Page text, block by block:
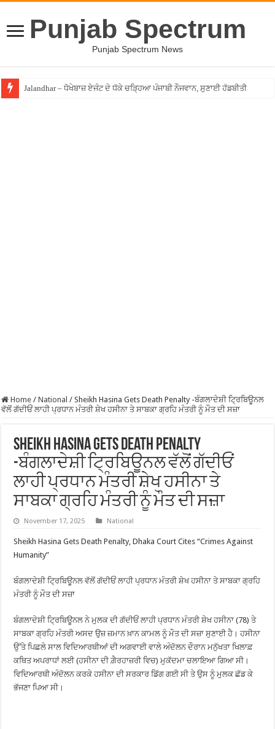
Punjab Spectrum
Punjab Spectrum News
Jalandhar – ਧੋਖੇਬਾਜ਼ ਏਜੰਟ ਦੇ ਧੱਕੇ ਚੜ੍ਹਿਆ ਪੰਜਾਬੀ ਨੌਜਵਾਨ, ਸੁਣਾਈ ਹੱਡਬੀਤੀ
Home / National / Sheikh Hasina Gets Death Penalty -ਬੰਗਲਾਦੇਸ਼ੀ ਟ੍ਰਿਬਿਊਨਲ
ਵੱਲੋਂ ਗੱਦੀਓਂ ਲਾਹੀ ਪ੍ਰਧਾਨ ਮੰਤਰੀ ਸ਼ੇਖ ਹਸੀਨਾ ਤੇ ਸਾਬਕਾ ਗ੍ਰਹਿ ਮੰਤਰੀ ਨੂੰ ਮੌਤ ਦੀ ਸਜ਼ਾ
Sheikh Hasina Gets Death Penalty
-ਬੰਗਲਾਦੇਸ਼ੀ ਟ੍ਰਿਬਿਊਨਲ ਵੱਲੋਂ ਗੱਦੀਓਂ
ਲਾਹੀ ਪ੍ਰਧਾਨ ਮੰਤਰੀ ਸ਼ੇਖ ਹਸੀਨਾ ਤੇ
ਸਾਬਕਾ ਗ੍ਰਹਿ ਮੰਤਰੀ ਨੂੰ ਮੌਤ ਦੀ ਸਜ਼ਾ
November 17, 2025 National
Sheikh Hasina Gets Death Penalty, Dhaka Court Cites “Crimes Against
Humanity”
ਬੰਗਲਾਦੇਸ਼ੀ ਟ੍ਰਿਬਿਊਨਲ ਵੱਲੋਂ ਗੱਦੀਓਂ ਲਾਹੀ ਪ੍ਰਧਾਨ ਮੰਤਰੀ ਸ਼ੇਖ ਹਸੀਨਾ ਤੇ ਸਾਬਕਾ ਗ੍ਰਹਿ
ਮੰਤਰੀ ਨੂੰ ਮੌਤ ਦੀ ਸਜ਼ਾ
ਬੰਗਲਾਦੇਸ਼ੀ ਟ੍ਰਿਬਿਊਨਲ ਨੇ ਮੁਲਕ ਦੀ ਗੱਦੀਓਂ ਲਾਹੀ ਪ੍ਰਧਾਨ ਮੰਤਰੀ ਸ਼ੇਖ ਹਸੀਨਾ (78) ਤੇ
ਸਾਬਕਾ ਗ੍ਰਹਿ ਮੰਤਰੀ ਅਸਦ ਉਜ਼ ਜ਼ਮਾਨ ਖ਼ਾਨ ਕਾਮਲ ਨੂੰ ਮੌਤ ਦੀ ਸਜ਼ਾ ਸੁਣਾਈ ਹੈ। ਹਸੀਨਾ
ਉੱਤੇ ਪਿਛਲੇ ਸਾਲ ਵਿਦਿਆਰਥੀਆਂ ਦੀ ਅਗਵਾਈ ਵਾਲੇ ਅੰਦੋਲਨ ਦੌਰਾਨ ਮਨੁੱਖਤਾ ਖਿਲਾਫ਼
ਕਥਿਤ ਅਪਰਾਧਾਂ ਲਈ (ਹਸੀਨਾ ਦੀ ਗ਼ੈਰਹਾਜ਼ਰੀ ਵਿਚ) ਮੁਕੱਦਮਾ ਚਲਾਇਆ ਗਿਆ ਸੀ।
ਵਿਦਿਆਰਥੀ ਅੰਦੋਲਨ ਕਰਕੇ ਹਸੀਨਾ ਦੀ ਸਰਕਾਰ ਡਿੱਗ ਗਈ ਸੀ ਤੇ ਉਸ ਨੂੰ ਮੁਲਕ ਛੱਡ ਕੇ
ਭੱਜਣਾ ਪਿਆ ਸੀ।